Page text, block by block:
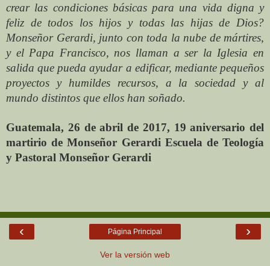
crear las condiciones básicas para una vida digna y
feliz de todos los hijos y todas las hijas de Dios?
Monseñor Gerardi, junto con toda la nube de mártires,
y el Papa Francisco, nos llaman a ser la Iglesia en
salida que pueda ayudar a edificar, mediante pequeños
proyectos y humildes recursos, a la sociedad y al
mundo distintos que ellos han soñado.
Guatemala, 26 de abril de 2017, 19 aniversario del
martirio de Monseñor Gerardi Escuela de Teología
y Pastoral Monseñor Gerardi
‹ ›
Página Principal
Ver la versión web